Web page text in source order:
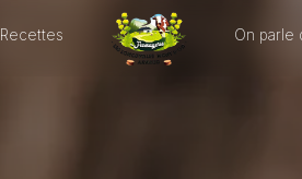
Recettes On parle